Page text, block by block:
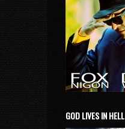
GOD LIVES IN HELL